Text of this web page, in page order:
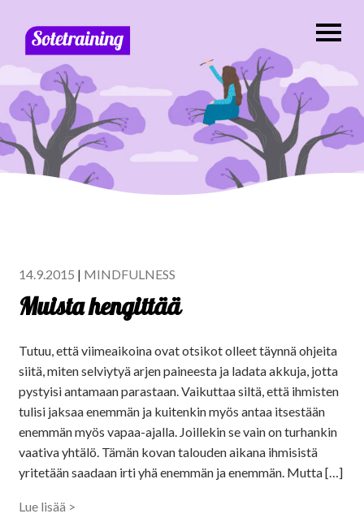
14.9.2015 | MINDFULNESS
Muista hengittää
Tutuu, että viimeaikoina ovat otsikot olleet täynnä ohjeita
siitä, miten selviytyä arjen paineesta ja ladata akkuja, jotta
pystyisi antamaan parastaan. Vaikuttaa siltä, että ihmisten
tulisi jaksaa enemmän ja kuitenkin myös antaa itsestään
enemmän myös vapaa-ajalla. Joillekin se vain on turhankin
vaativa yhtälö. Tämän kovan talouden aikana ihmisistä
yritetään saadaan irti yhä enemmän ja enemmän. Mutta […]
Lue lisää >